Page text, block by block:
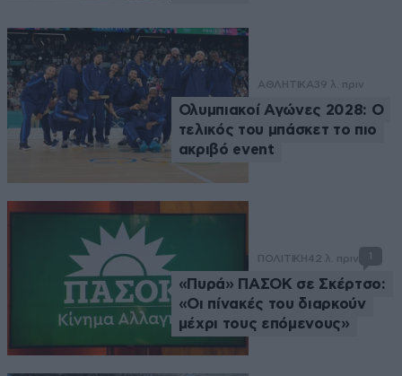
ΑΘΛΗΤΙΚΑ39 λ. πριν
Ολυμπιακοί Αγώνες 2028: Ο
τελικός του μπάσκετ το πιο
ακριβό event
ΠΟΛΙΤΙΚΗ42 λ. πριν
«Πυρά» ΠΑΣΟΚ σε Σκέρτσο:
«Οι πίνακές του διαρκούν
μέχρι τους επόμενους»